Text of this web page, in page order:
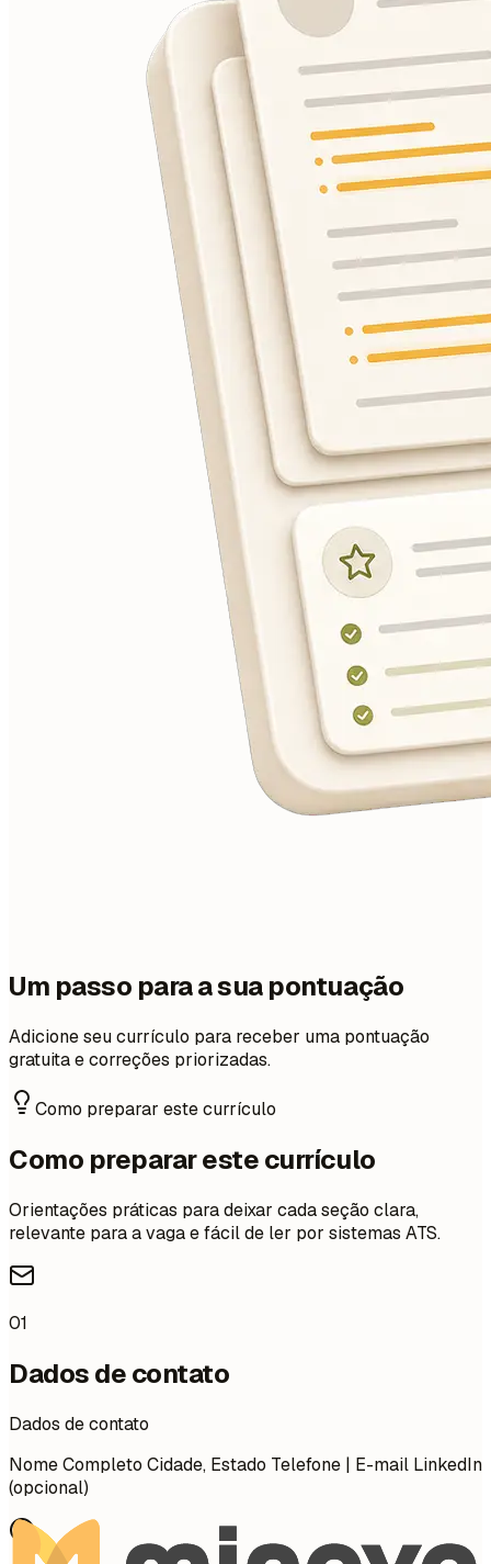
Um passo para a sua pontuação
Adicione seu currículo para receber uma pontuação
gratuita e correções priorizadas.
Como preparar este currículo
Como preparar este currículo
Orientações práticas para deixar cada seção clara,
relevante para a vaga e fácil de ler por sistemas ATS.
01
Dados de contato
Dados de contato
Nome Completo Cidade, Estado Telefone | E-mail LinkedIn
(opcional)